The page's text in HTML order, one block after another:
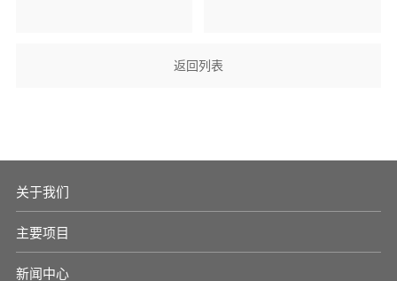
返回列表
关于我们
主要项目
新闻中心